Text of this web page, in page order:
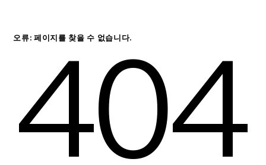
오류: 페이지를 찾을 수 없습니다.
404